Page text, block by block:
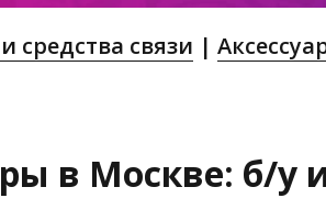
средства связи
в Москве: б/у